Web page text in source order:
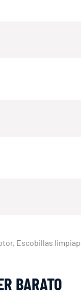
Escobillas
BARATO